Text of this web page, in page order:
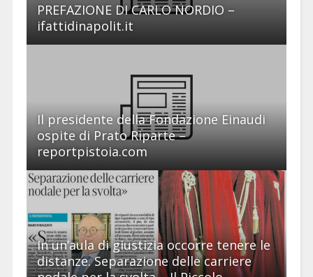
PREFAZIONE DI CARLO NORDIO –
ifattidinapolit.it
Il presidente della Fondazione Einaudi
ospite di Prato Riparte –
reportpistoia.com
In un’aula di giustizia occorre tenere le
distanze. Separazione delle carriere